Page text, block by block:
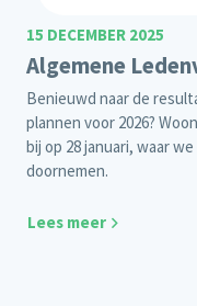
15 DECEMBER 2025
Algemene
Benieuwd naar de
plannen voor 2026?
bij op 28 januari, waar
doornemen.
Lees meer